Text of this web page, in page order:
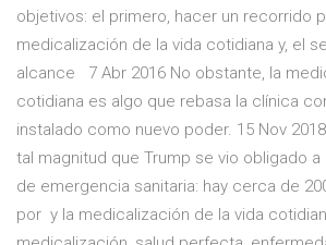
objetivos: el primero, hacer un recorrido
medicalización de la vida cotidiana y, el
alcance 7 Abr 2016 No obstante, la
cotidiana es algo que rebasa la clínica
instalado como nuevo poder. 15 Nov
tal magnitud que Trump se vio obligado
de emergencia sanitaria: hay cerca de
por y la medicalización de la vida